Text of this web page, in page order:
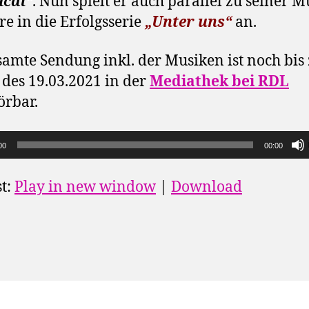
in die Erfolgsserie „Unter uns“ an.
Sendung inkl. der Musiken ist noch bis
19.03.2021 in derMediathek bei RDL
00:00
Play in new window Download